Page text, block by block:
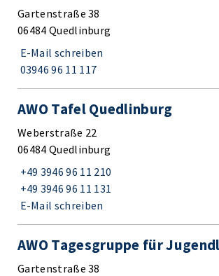
Gartenstraße 38
06484 Quedlinburg
E-Mail schreiben
03946 96 11 117
AWO Tafel Quedlinburg
Weberstraße 22
06484 Quedlinburg
+49 3946 96 11 210
+49 3946 96 11 131
E-Mail schreiben
AWO Tagesgruppe für
Gartenstraße 38